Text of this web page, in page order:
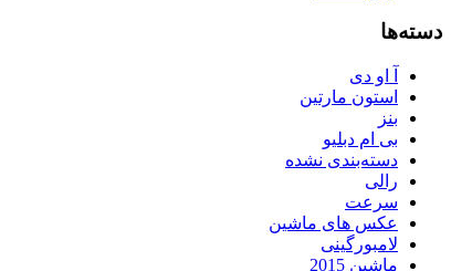
دسته‌ها
آ او دی
استون مارتین
بنز
بی ام دبلیو
دسته‌بندی نشده
رالی
سرعت
عکس های ماشین
لامبورگینی
ماشین 2015